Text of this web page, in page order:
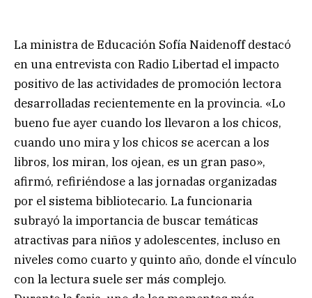
La ministra de Educación Sofía Naidenoff destacó
en una entrevista con Radio Libertad el impacto
positivo de las actividades de promoción lectora
desarrolladas recientemente en la provincia. «Lo
bueno fue ayer cuando los llevaron a los chicos,
cuando uno mira y los chicos se acercan a los
libros, los miran, los ojean, es un gran paso»,
afirmó, refiriéndose a las jornadas organizadas
por el sistema bibliotecario. La funcionaria
subrayó la importancia de buscar temáticas
atractivas para niños y adolescentes, incluso en
niveles como cuarto y quinto año, donde el vínculo
con la lectura suele ser más complejo.